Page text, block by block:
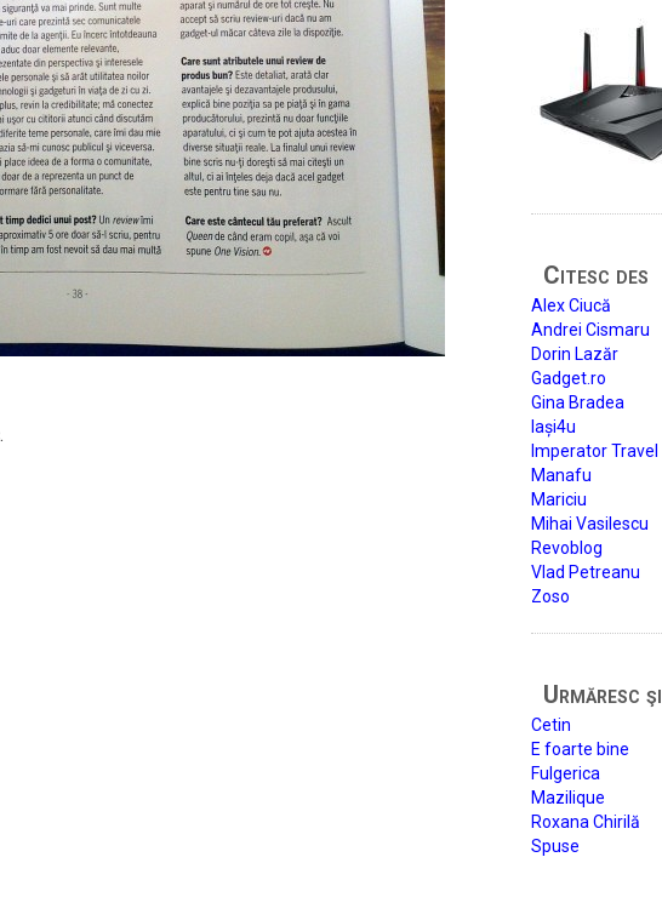
Citesc des
Alex Ciucă
Andrei Cismaru
Dorin Lazăr
Gadget.ro
Gina Bradea
Iași4u
Imperator Travel
Manafu
Mariciu
Mihai Vasilescu
Revoblog
Vlad Petreanu
Zoso
Urmăresc şi
Cetin
E foarte bine
Fulgerica
Mazilique
Roxana Chirilă
Spuse